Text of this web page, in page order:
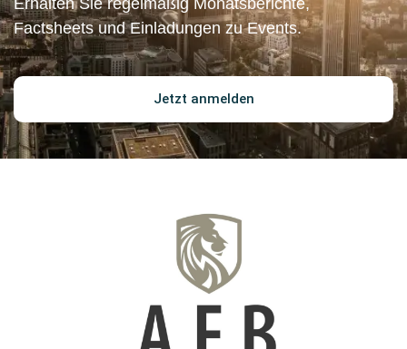
Factsheets und Einladungen zu Events.
Jetzt anmelden